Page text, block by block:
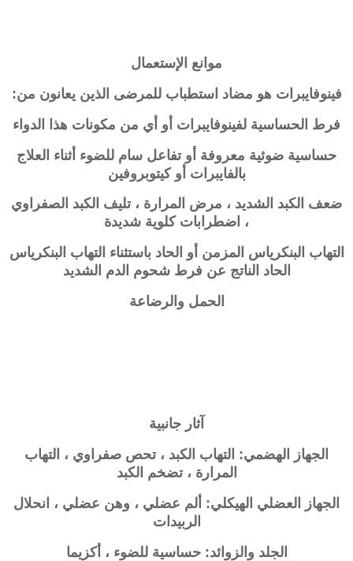
موانع الإستعمال
فينوفايبرات هو مضاد استطباب للمرضى الذين يعانون من:
فرط الحساسية لفينوفايبرات أو أي من مكونات هذا الدواء
حساسية ضوئية معروفة أو تفاعل سام للضوء أثناء العلاج
بالفايبرات أو كيتوبروفين
ضعف الكبد الشديد ، مرض المرارة ، تليف الكبد الصفراوي
، اضطرابات كلوية شديدة
التهاب البنكرياس المزمن أو الحاد باستثناء التهاب البنكرياس
الحاد الناتج عن فرط شحوم الدم الشديد
الحمل والرضاعة
آثار جانبية
الجهاز الهضمي: التهاب الكبد ، تحص صفراوي ، التهاب
المرارة ، تضخم الكبد
الجهاز العضلي الهيكلي: ألم عضلي ، وهن عضلي ، انحلال
الربيدات
الجلد والزوائد: حساسية للضوء ، أكزيما